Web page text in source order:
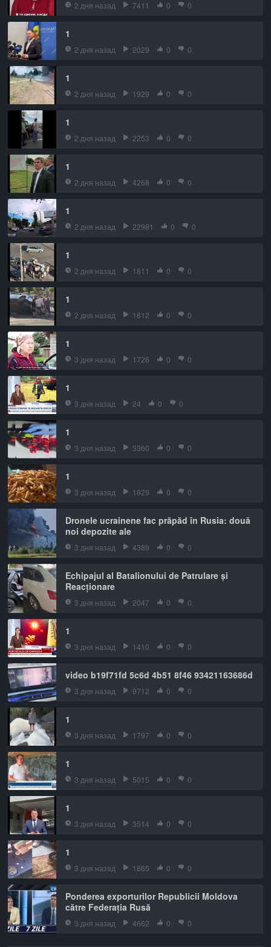
2 дня назад 7411 0 0
1
2 дня назад 2029 0 0
1
2 дня назад 1929 0 0
1
2 дня назад 2253 0 0
1
2 дня назад 4268 0 0
1
2 дня назад 22981 0 0
1
2 дня назад 1811 0 0
1
2 дня назад 1812 0 0
1
3 дня назад 1726 0 0
1
3 дня назад 24 0 0
1
3 дня назад 3360 0 0
1
3 дня назад 1829 0 0
Dronele ucrainene fac prăpăd în Rusia: două
noi depozite ale
3 дня назад 4389 0 0
Echipajul al Batalionului de Patrulare și
Reacționare
3 дня назад 2047 0 0
1
3 дня назад 1410 0 0
video b19f71fd 5c6d 4b51 8f46 93421163686d
3 дня назад 9712 0 0
1
3 дня назад 1797 0 0
1
3 дня назад 5015 0 0
1
3 дня назад 3514 0 0
1
3 дня назад 1865 0 0
Ponderea exporturilor Republicii Moldova
către Federația Rusă
3 дня назад 4662 0 0